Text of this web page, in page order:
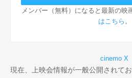
メンバー（無料）になると最新の映
はこちら 。
cinemo X
現在、上映会情報が一般公開されてお